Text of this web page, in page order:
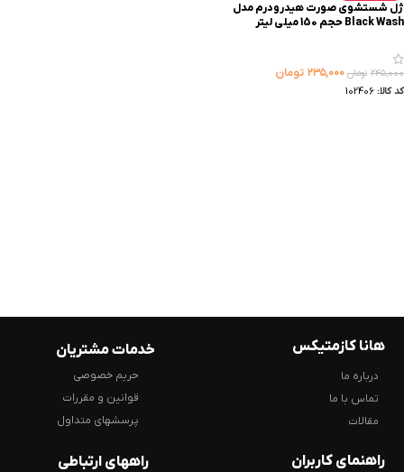
ژل شستشوی صورت هیدرودرم مدل
Black Wash حجم 150 میلی لیتر
۲۴۵,۰۰۰ تومان ۲۳۵,۰۰۰ تومان
کد کالا: 102406
هانا کازمتیکس
درباره ما
تماس با ما
مقالات
خدمات مشتریان
حریم خصوصی
قوانین و مقررات
پرسشهای متداول
راهنمای کاربران راههای ارتباطی